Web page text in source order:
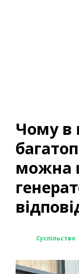
Чому в
можна
Суспільство